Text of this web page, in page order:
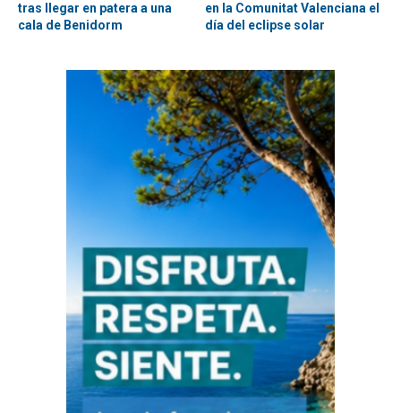
tras llegar en patera a una
cala de Benidorm
en la Comunitat Valenciana el
día del eclipse solar